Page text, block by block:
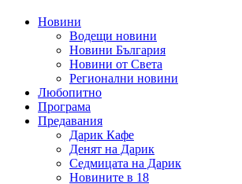
Новини
Водещи новини
Новини България
Новини от Света
Регионални новини
Любопитно
Програма
Предавания
Дарик Кафе
Денят на Дарик
Седмицата на Дарик
Новините в 18